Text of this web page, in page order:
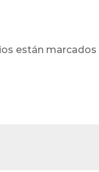
están marcados